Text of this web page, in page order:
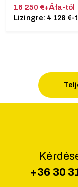
16 250 €+Áfa-tól
Lízingre: 4 128 €-
+36 30